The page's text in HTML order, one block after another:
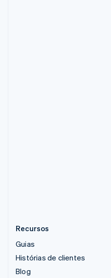
Recursos
Guias
Histórias de clientes
Blog